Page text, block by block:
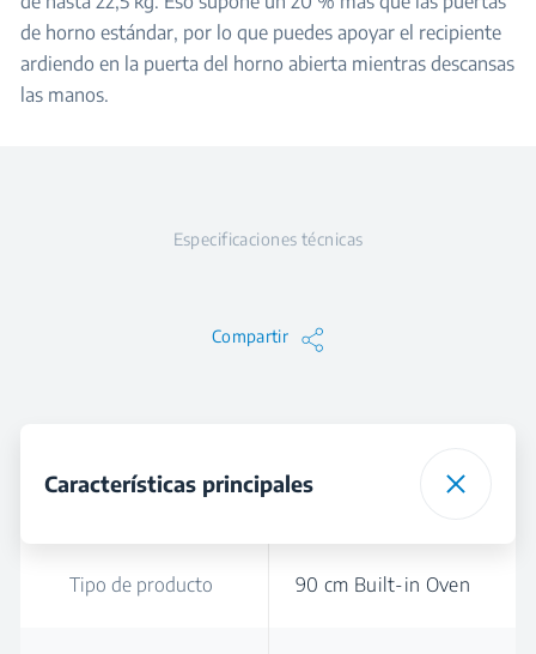
de horno estándar, por lo que puedes apoyar el recipiente
ardiendo en la puerta del horno abierta mientras descansas
las manos.
Especificaciones técnicas
Compartir
Características principales
Tipo de producto 90 cm Built-in Oven